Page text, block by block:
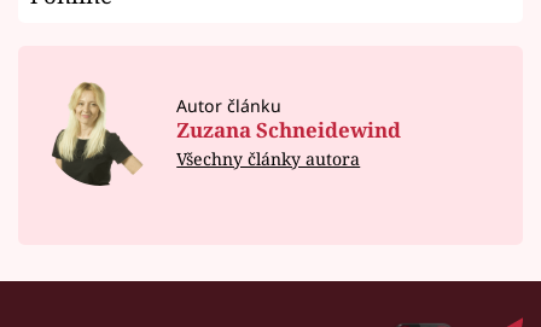
Autor článku
Zuzana Schneidewind
Všechny články autora